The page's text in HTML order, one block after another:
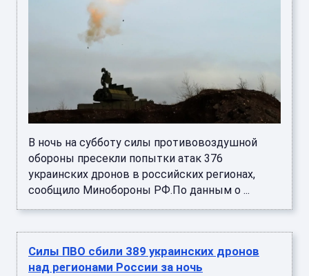
В ночь на субботу силы противовоздушной
обороны пресекли попытки атак 376
украинских дронов в российских регионах,
сообщило Минобороны РФ.По данным о ...
Силы ПВО сбили 389 украинских дронов
над регионами России за ночь